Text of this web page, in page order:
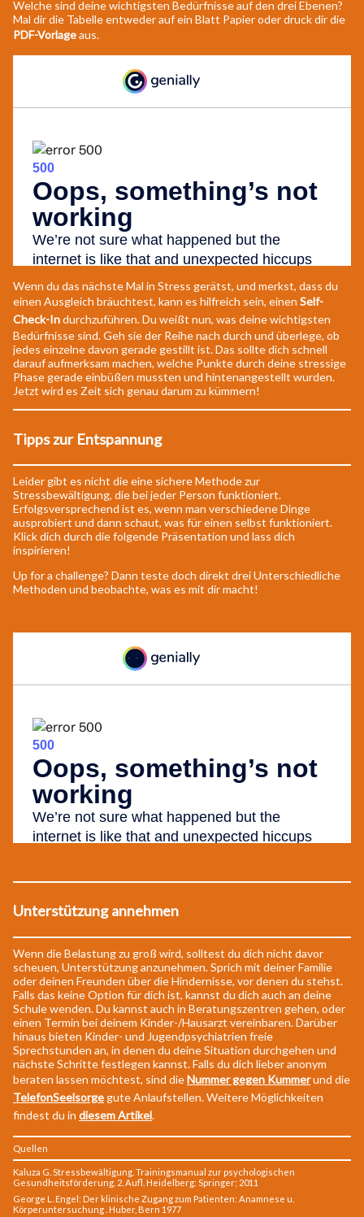
Welche sind deine wichtigsten Bedürfnisse auf den drei Ebenen?
Mal dir die Tabelle entweder auf ein Blatt Papier oder druck dir die
PDF-Vorlageaus.
Wenn du das nächste Mal in Stress gerätst, und merkst, dass du
einen Ausgleich bräuchtest, kann es hilfreich sein, einen Self-
Check-Indurchzuführen. Du weißt nun, was deine wichtigsten
Bedürfnisse sind. Geh sie der Reihe nach durch und überlege, ob
jedes einzelne davon gerade gestillt ist. Das sollte dich schnell
darauf aufmerksam machen, welche Punkte durch deine stressige
Phase gerade einbüßen mussten und hintenangestellt wurden.
Jetzt wird es Zeit sich genau darum zu kümmern!
Tipps zur Entspannung
Leider gibt es nicht die eine sichere Methode zur
Stressbewältigung, die bei jeder Person funktioniert.
Erfolgsversprechend ist es, wenn man verschiedene Dinge
ausprobiert und dann schaut, was für einen selbst funktioniert.
Klick dich durch die folgende Präsentation und lass dich
inspirieren!
Up for a challenge? Dann teste doch direkt drei Unterschiedliche
Methoden und beobachte, was es mit dir macht!
Unterstützung annehmen
Wenn die Belastung zu groß wird, solltest du dich nicht davor
scheuen, Unterstützung anzunehmen. Sprich mit deiner Familie
oder deinen Freunden über die Hindernisse, vor denen du stehst.
Falls das keine Option für dich ist, kannst du dich auch an deine
Schule wenden. Du kannst auch in Beratungszentren gehen, oder
einen Termin bei deinem Kinder-/Hausarzt vereinbaren. Darüber
hinaus bieten Kinder- und Jugendpsychiatrien freie
Sprechstunden an, in denen du deine Situation durchgehen und
nächste Schritte festlegen kannst. Falls du dich lieber anonym
beraten lassen möchtest, sind dieNummer gegen Kummerund die
TelefonSeelsorgegute Anlaufstellen. Weitere Möglichkeiten
findest du in diesem Artikel.
Quellen
Kaluza G. Stressbewältigung. Trainingsmanual zur psychologischen
Gesundheitsförderung. 2. Aufl. Heidelberg: Springer; 2011
George L. Engel: Der klinische Zugang zum Patienten: Anamnese u.
Körperuntersuchung . Huber, Bern 1977